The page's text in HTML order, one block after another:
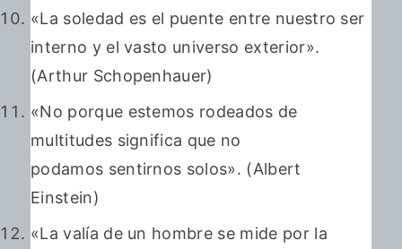
«La soledad es el puente entre nuestro ser
interno y el vasto universo exterior».
(Arthur Schopenhauer)
«No porque estemos rodeados de
multitudes significa que no
podamos sentirnos solos». (Albert
Einstein)
«La valía de un hombre se mide por la